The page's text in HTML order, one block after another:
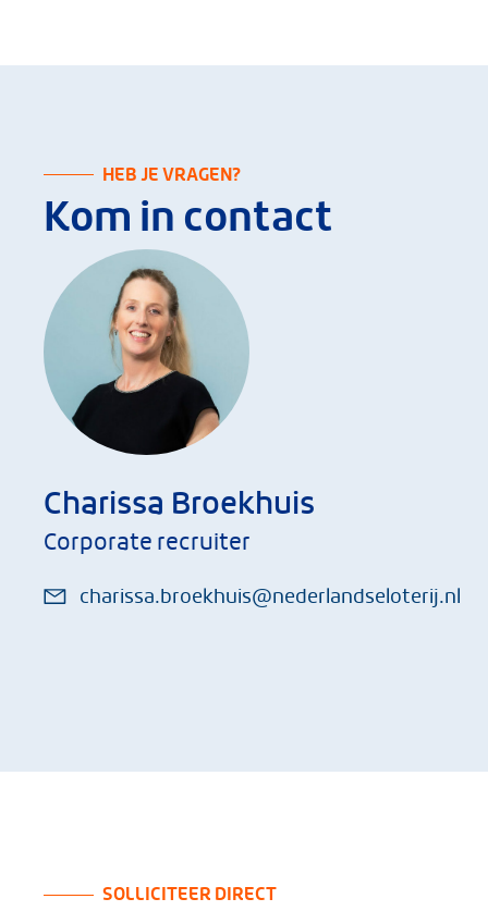
Charissa Broekhuis
Corporate recruiter
charissa.broekhuis@nederlandseloterij.nl
HEB JE VRAGEN?
Kom in contact
SOLLICITEER DIRECT